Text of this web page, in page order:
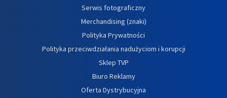
Serwis fotograficzny
Merchandising (znaki)
Polityka Prywatności
Polityka przeciwdziałania nadużyciom i korupcji
Sklep TVP
Biuro Reklamy
Oferta Dystrybucyjna